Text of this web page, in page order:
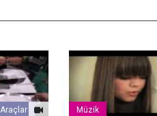
Müzik